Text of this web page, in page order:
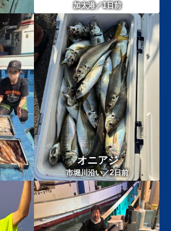
加太港／1日前
オニアジ
市堀川沿い／2日前